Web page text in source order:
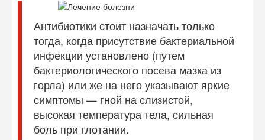
Антибиотики стоит назначать только
тогда, когда присутствие бактериальной
инфекции установлено (путем
бактериологического посева мазка из
горла) или же на него указывают яркие
симптомы — гной на слизистой,
высокая температура тела, сильная
боль при глотании.